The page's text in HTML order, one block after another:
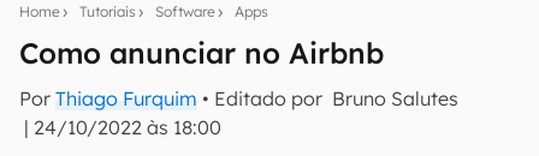
Home Tutoriais Software Apps
Como anunciar no Airbnb
Por Thiago Furquim • Editado por Bruno Salutes
| 24/10/2022 às 18:00
inscreva-se